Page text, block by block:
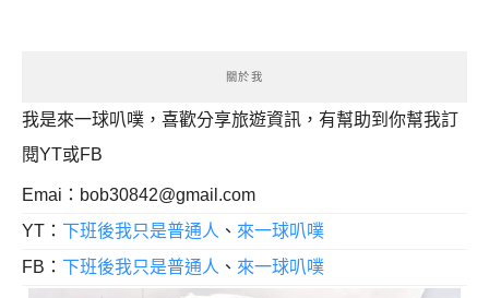
關於我
我是來一球叭噗，喜歡分享旅遊資訊，有幫助到你幫我訂
閱YT或FB
Emai： bob30842@gmail.com
YT： 下班後我只是普通人 、 來一球叭噗
FB： 下班後我只是普通人 、 來一球叭噗